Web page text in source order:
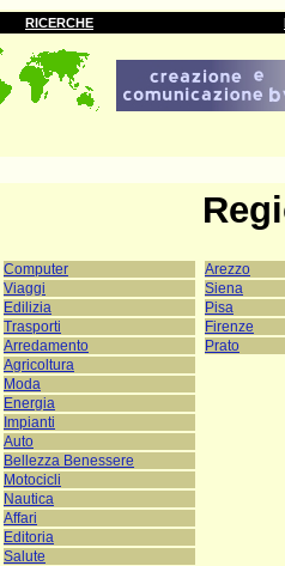
RICERCHE
Computer
Viaggi
Edilizia
Trasporti
Arredamento
Agricoltura
Moda
Energia
Impianti
Auto
Bellezza Benessere
Motocicli
Nautica
Affari
Editoria
Salute
Arezzo
Siena
Pisa
Firenze
Prato